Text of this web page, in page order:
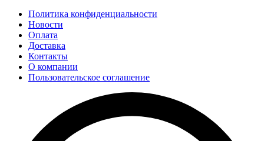
Политика конфиденциальности
Новости
Оплата
Доставка
Контакты
О компании
Пользовательское соглашение